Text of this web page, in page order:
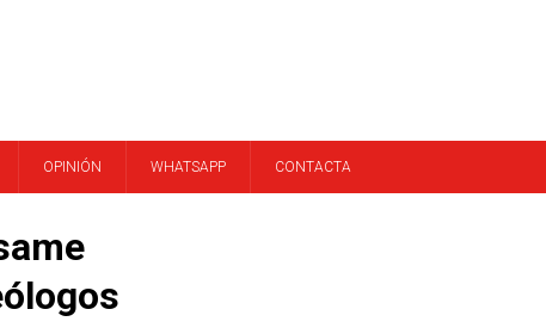
OPINIÓN WHATSAPP CONTACTA